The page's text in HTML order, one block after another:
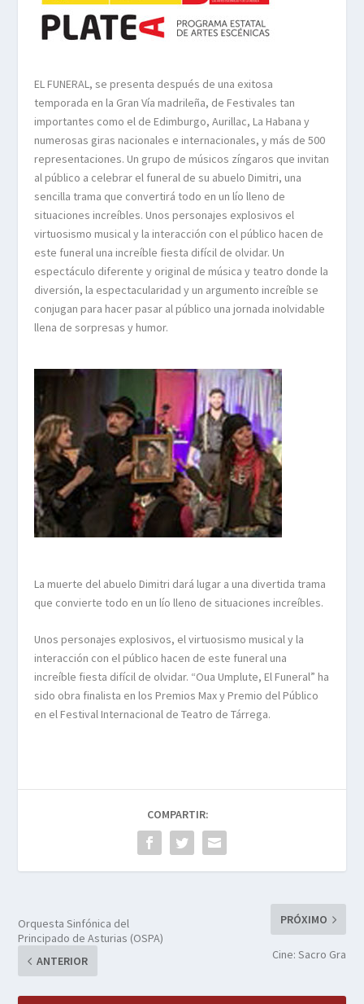
EL FUNERAL, se presenta después de una exitosa
temporada en la Gran Vía madrileña, de Festivales tan
importantes como el de Edimburgo, Aurillac, La Habana y
numerosas giras nacionales e internacionales, y más de 500
representaciones. Un grupo de músicos zíngaros que invitan
al público a celebrar el funeral de su abuelo Dimitri, una
sencilla trama que convertirá todo en un lío lleno de
situaciones increíbles. Unos personajes explosivos el
virtuosismo musical y la interacción con el público hacen de
este funeral una increíble fiesta difícil de olvidar. Un
espectáculo diferente y original de música y teatro donde la
diversión, la espectacularidad y un argumento increíble se
conjugan para hacer pasar al público una jornada inolvidable
llena de sorpresas y humor.
La muerte del abuelo Dimitri dará lugar a una divertida trama
que convierte todo en un lío lleno de situaciones increíbles.
Unos personajes explosivos, el virtuosismo musical y la
interacción con el público hacen de este funeral una
increíble fiesta difícil de olvidar. “Oua Umplute, El Funeral” ha
sido obra finalista en los Premios Max y Premio del Público
en el Festival Internacional de Teatro de Tárrega.
COMPARTIR:
Orquesta Sinfónica del
Principado de Asturias (OSPA)
ANTERIOR
PRÓXIMO
Cine: Sacro Gra